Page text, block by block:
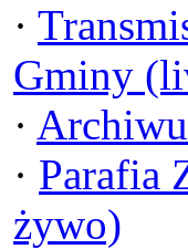
·
Gminy
·
· Parafia
żywo)